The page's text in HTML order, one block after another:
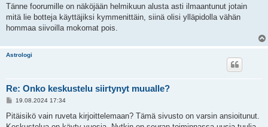
e
t
i
Tänne foorumille on näköjään helmikuun alusta asti ilmaantunut jotain
mitä lie botteja käyttäjiksi kymmenittäin, siinä olisi ylläpidolla vähän
hommaa siivoilla mokomat pois.
Astrologi
Re: Onko keskustelu siirtynyt muualle?
V
e
19.08.2024 17:34
Pitäisikö vain ruveta kirjoittelemaan? Tämä sivusto on varsin ansioitunut.